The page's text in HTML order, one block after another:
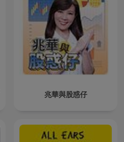
兆華與股惑仔